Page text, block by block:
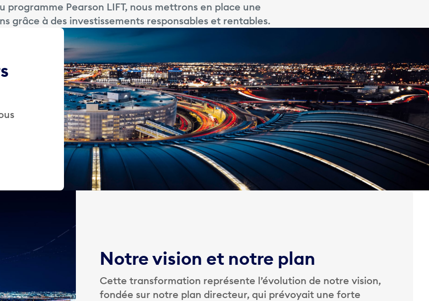
Pearson LIFT, nous mettrons en place une
grâce à des investissements responsables et rentables.
Notre vision et notre plan
Cette transformation représente l’évolution de notre vision,
fondée sur notre plan directeur, qui prévoyait une forte